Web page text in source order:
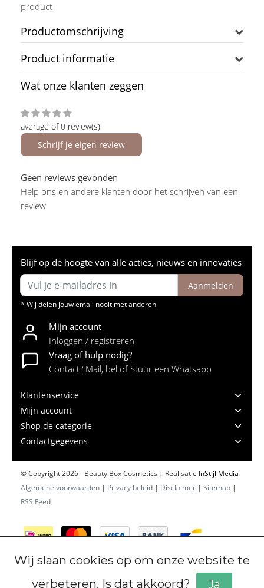
product
Productomschrijving
Product informatie
Wat onze klanten zeggen
average of 0 review(s)
Schrijf je eigen review
Geen reviews gevonden
Help ons en andere klanten door het schrijven van een
review
Blijf op de hoogte van alle acties, nieuws en innovaties
Aanmelden
* Wij delen jouw email nooit met anderen
Mijn account
Inloggen / registreren
Vraag of hulp nodig?
Contact? Mail, bel of Stuur een Whatsapp
Klantenservice
Mijn account
Shop de categorie
Contactgegevens
© Copyright 2026 - Beauty Box Cosmetics | Realisatie InStijl Media
Algemene voorwaarden | Privacy beleid | Disclaimer | Sitemap |
RSS Feed
Wij slaan cookies op om onze website te
verbeteren. Is dat akkoord?
Ja